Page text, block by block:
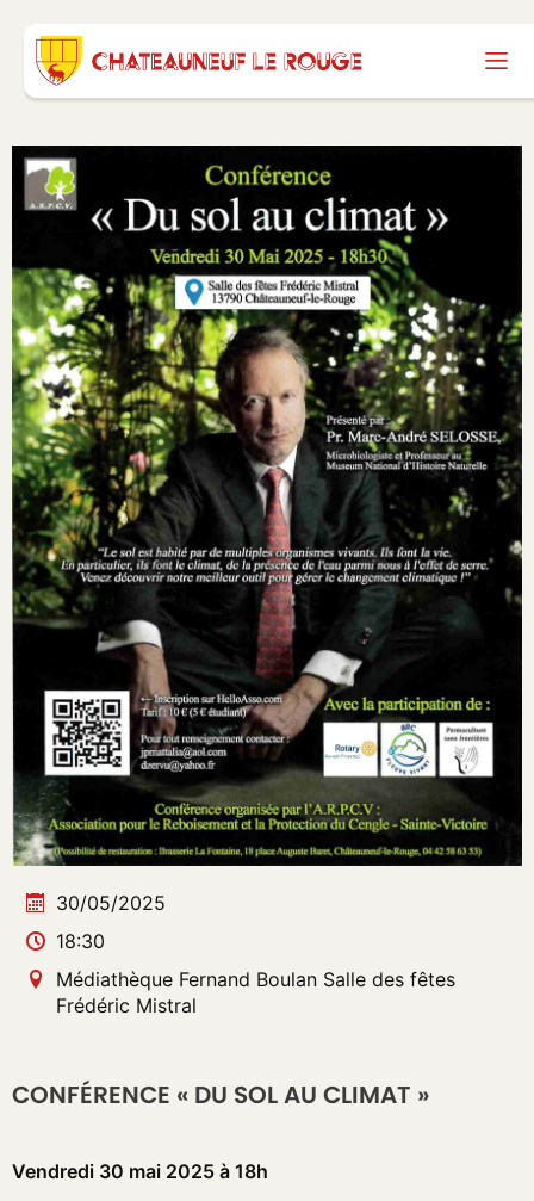
30/05/2025
18:30
Médiathèque Fernand Boulan Salle des fêtes
Frédéric Mistral
CONFÉRENCE « DU SOL AU CLIMAT »
Vendredi 30 mai 2025 à 18h